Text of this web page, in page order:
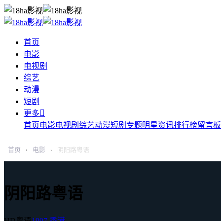
首页
电影
电视剧
综艺
动漫
短剧
更多
首页电影电视剧 综艺动漫短剧 专题明星资讯排行榜留言板
首页 › 电影 › 阴阳路粤语
阴阳路粤语